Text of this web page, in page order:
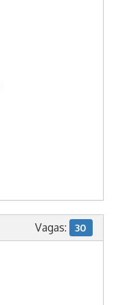
Vagas: 30